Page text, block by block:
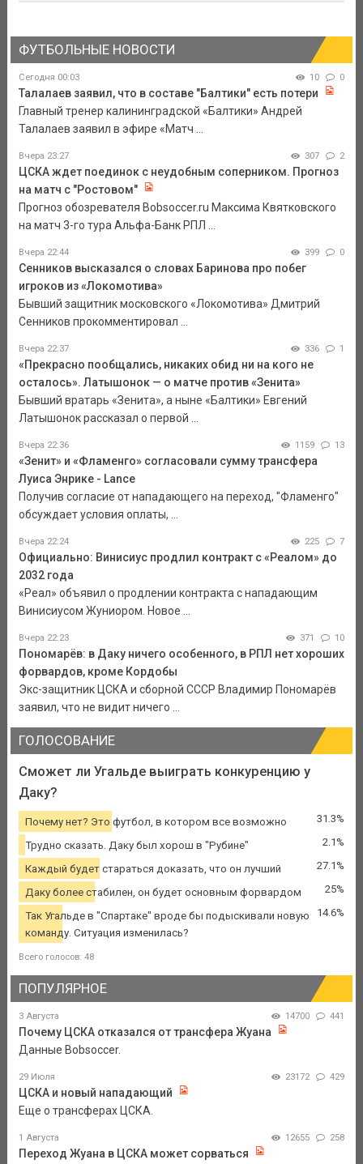
ФУТБОЛЬНЫЕ НОВОСТИ
Сегодня 00:03 10 0
Талалаев заявил, что в составе "Балтики" есть потери
Главный тренер калининградской «Балтики» Андрей
Талалаев заявил в эфире «Матч ...
Вчера 23:27 307 2
ЦСКА ждет поединок с неудобным соперником. Прогноз
на матч с "Ростовом"
Прогноз обозревателя Bobsoccer.ru Максима Квятковского
на матч 3-го тура Альфа-Банк РПЛ ...
Вчера 22:44 399 0
Сенников высказался о словах Баринова про побег
игроков из «Локомотива»
Бывший защитник московского «Локомотива» Дмитрий
Сенников прокомментировал ...
Вчера 22:37 336 1
«Прекрасно пообщались, никаких обид ни на кого не
осталось». Латышонок — о матче против «Зенита»
Бывший вратарь «Зенита», а ныне «Балтики» Евгений
Латышонок рассказал о первой ...
Вчера 22:36 1159 13
«Зенит» и «Фламенго» согласовали сумму трансфера
Луиса Энрике - Lance
Получив согласие от нападающего на переход, "Фламенго"
обсуждает условия оплаты, ...
Вчера 22:24 225 7
Официально: Винисиус продлил контракт с «Реалом» до
2032 года
«Реал» объявил о продлении контракта с нападающим
Винисиусом Жуниором. Новое ...
Вчера 22:23 371 10
Пономарёв: в Даку ничего особенного, в РПЛ нет хороших
форвардов, кроме Кордобы
Экс-защитник ЦСКА и сборной СССР Владимир Пономарёв
заявил, что не видит ничего ...
ГОЛОСОВАНИЕ
Сможет ли Угальде выиграть конкуренцию у
Даку?
Почему нет? Это футбол, в котором все возможно 31.3%
Трудно сказать. Даку был хорош в "Рубине" 2.1%
Каждый будет стараться доказать, что он лучший 27.1%
Даку более стабилен, он будет основным форвардом 25%
Так Угальде в "Спартаке" вроде бы подыскивали новую
команду. Ситуация изменилась?
14.6%
Всего голосов: 48
ПОПУЛЯРНОЕ
3 Августа 14700 441
Почему ЦСКА отказался от трансфера Жуана
Данные Bobsoccer.
29 Июля 23172 429
ЦСКА и новый нападающий
Еще о трансферах ЦСКА.
1 Августа 12655 258
Переход Жуана в ЦСКА может сорваться